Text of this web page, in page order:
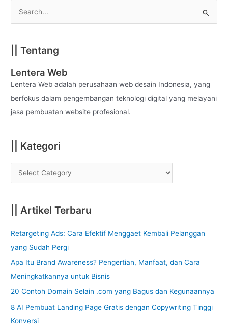
r
c
h
f
o
|| Tentang
Lentera Web
Lentera Web adalah perusahaan web desain Indonesia, yang
berfokus dalam pengembangan teknologi digital yang melayani
jasa pembuatan website profesional.
|| Kategori
|| Artikel Terbaru
Retargeting Ads: Cara Efektif Menggaet Kembali Pelanggan
yang Sudah Pergi
Apa Itu Brand Awareness? Pengertian, Manfaat, dan Cara
Meningkatkannya untuk Bisnis
20 Contoh Domain Selain .com yang Bagus dan Kegunaannya
8 AI Pembuat Landing Page Gratis dengan Copywriting Tinggi
Konversi